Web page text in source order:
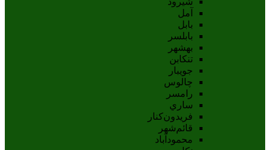
آمل
بابل
بابلسر
بهشهر
تنکابن
جويبار
چالوس
رامسر
ساري
فريدون‌کنار
قائم‌شهر
محمودآباد